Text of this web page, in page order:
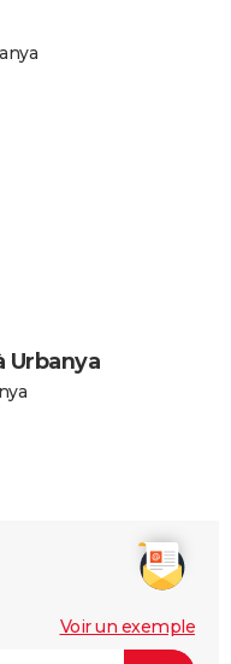
Urbanya
Voir un exemple